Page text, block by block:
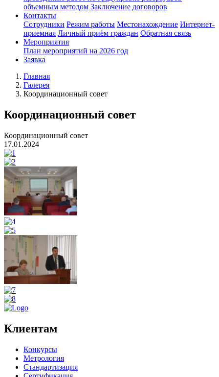
объемным методом Заключение договоров
Контакты
Сотрудники Режим работы Местонахождение Интернет-
приемная Личный приём граждан Обратная связь
Мероприятия
План мероприятий на 2026 год
Заявка
Главная
Галерея
Координационный совет
Координационный совет
Координационный совет
17.01.2024
Клиентам
Конкурсы
Метрология
Стандартизация